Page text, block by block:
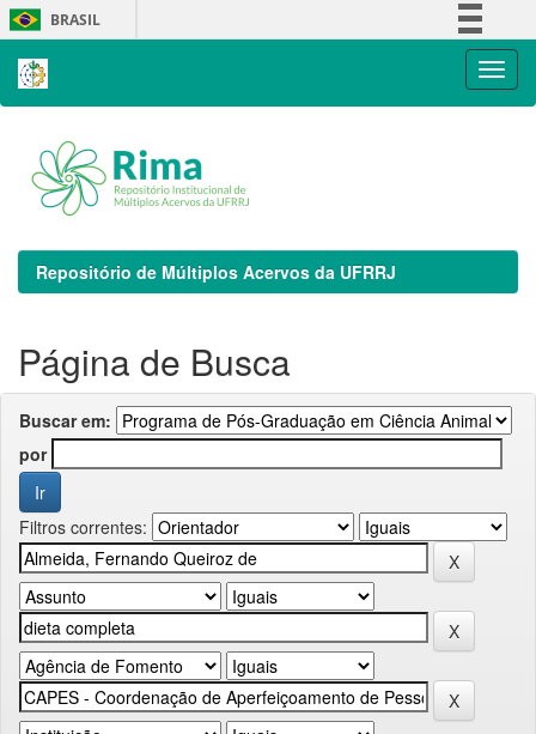
Skip
navigation
BRASIL
Repositório de Múltiplos Acervos da UFRRJ
Página de Busca
Buscar em:
por
Filtros correntes: